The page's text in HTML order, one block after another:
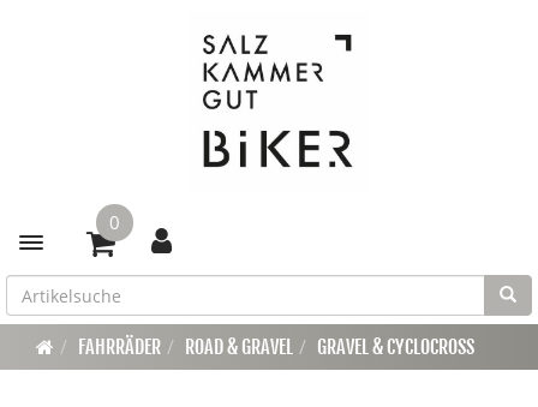
Toggle navigation
0
FAHRRÄDER ROAD & GRAVEL GRAVEL & CYCLOCROSS